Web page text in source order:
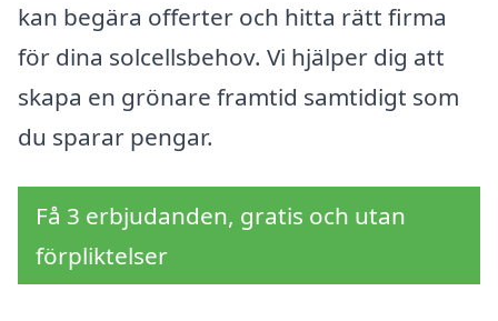
kan begära offerter och hitta rätt firma
för dina solcellsbehov. Vi hjälper dig att
skapa en grönare framtid samtidigt som
du sparar pengar.
Få 3 erbjudanden, gratis och utan
förpliktelser